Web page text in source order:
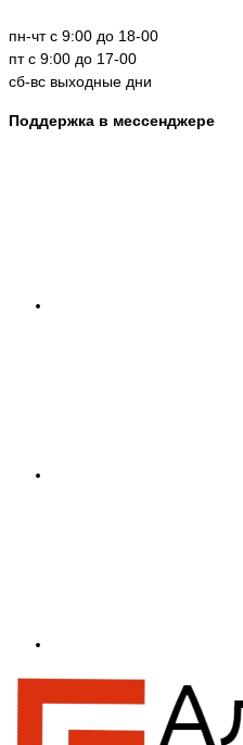
пн-чт с 9:00 до 18-00
пт с 9:00 до 17-00
сб-вс выходные дни
Поддержка в мессенджере